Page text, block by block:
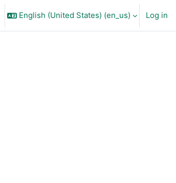
search input
English (United States) ‎(en_us)‎ Log in